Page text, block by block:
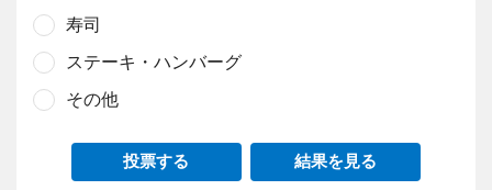
寿司
ステーキ・ハンバーグ
その他
投票する 結果を見る